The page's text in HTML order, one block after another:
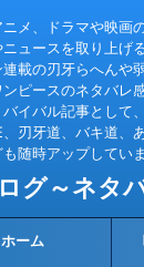
メ、ドラマや映画
ニュースを取り上げ
連載の刃牙らへんや
ンピースのネタバレ
バイバル記事として
、刃牙道、バキ道、
随時アップしてい
グ～ネタ
ホーム